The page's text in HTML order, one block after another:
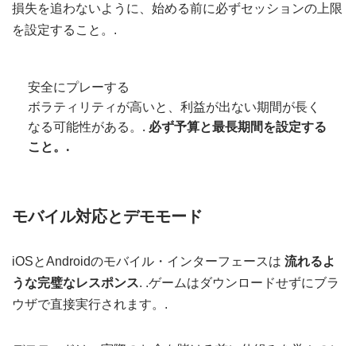
損失を追わないように、始める前に必ずセッションの上限
を設定すること。.
安全にプレーする
ボラティリティが高いと、利益が出ない期間が長く
なる可能性がある。. 必ず予算と最長期間を設定する
こと。.
モバイル対応とデモモード
iOSとAndroidのモバイル・インターフェースは 流れるよ
うな完璧なレスポンス. .ゲームはダウンロードせずにブラ
ウザで直接実行されます。.